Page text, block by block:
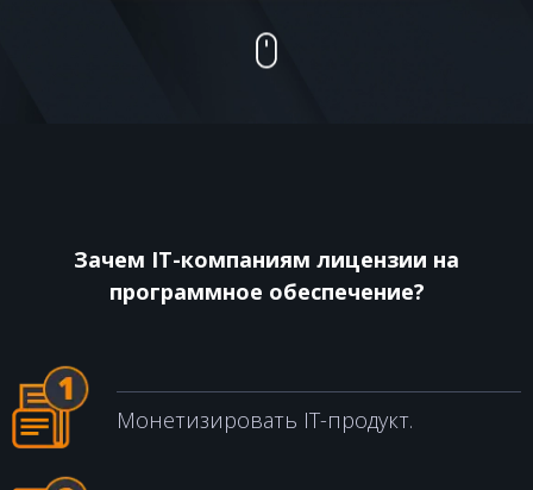
FAQ
Зачем IT-компаниям лицензии на
программное обеспечение?
Монетизировать IT-продукт.